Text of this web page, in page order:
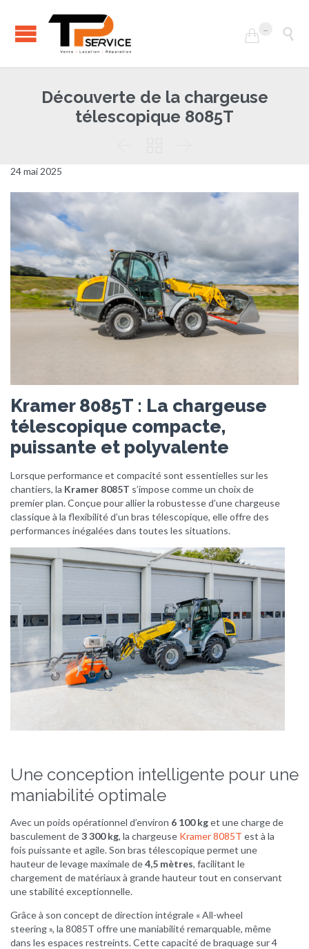
 
Découverte de la chargeuse
télescopique 8085T
24 mai 2025
Kramer 8085T : La chargeuse
télescopique compacte,
puissante et polyvalente
Lorsque performance et compacité sont essentielles sur les
chantiers, la Kramer 8085T s’impose comme un choix de
premier plan. Conçue pour allier la robustesse d’une chargeuse
classique à la flexibilité d’un bras télescopique, elle offre des
performances inégalées dans toutes les situations.
Une conception intelligente pour une
maniabilité optimale
Avec un poids opérationnel d’environ 6 100 kget une charge de
basculement de3 300 kg, la chargeuse Kramer 8085T est à la
fois puissante et agile. Son bras télescopique permet une
hauteur de levage maximale de4,5 mètres, facilitant le
chargement de matériaux à grande hauteur tout en conservant
une stabilité exceptionnelle.
Grâce à son concept de direction intégrale « All-wheel
steering », la 8085T offre une maniabilité remarquable, même
dans les espaces restreints. Cette capacité de braquage sur 4